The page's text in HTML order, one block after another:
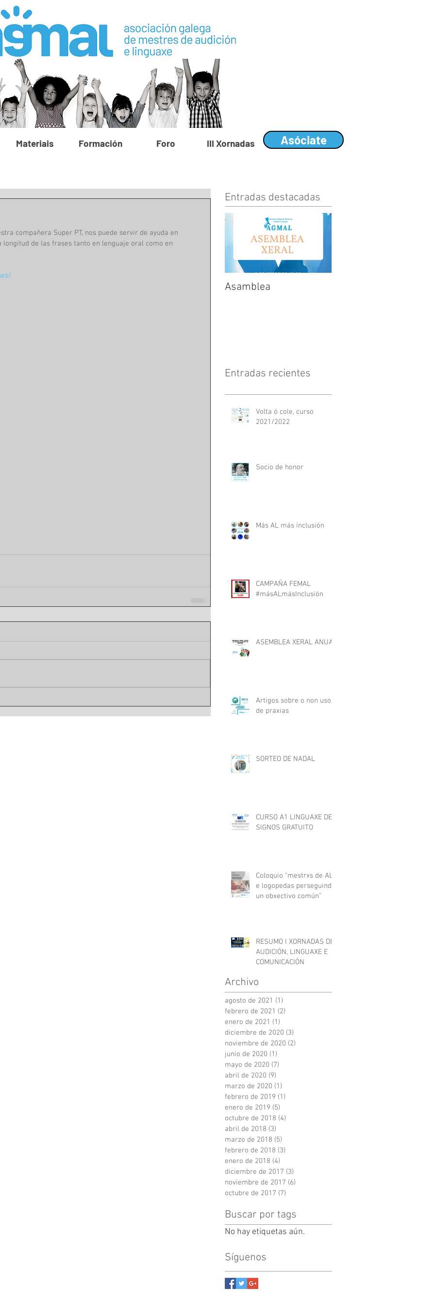
Materiais Formación Foro III Xornadas Asóciate
compañera Super PT, nos puede servir de ayuda en
de las frases tanto en lenguaje oral como en
Entradas destacadas
Asamblea
Entradas recientes
Volta ó cole, curso
2021/2022
Socio de honor
Más AL más inclusión
CAMPAÑA FEMAL
#másALmásInclusión
ASEMBLEA XERAL ANUAL
Artigos sobre o non uso
de praxias
SORTEO DE NADAL
CURSO A1 LINGUAXE DE
SIGNOS GRATUITO
Coloquio "mestrxs de AL
e logopedas perseguindo
un obxectivo común"
RESUMO I XORNADAS DE
AUDICIÓN, LINGUAXE E
COMUNICACIÓN
Archivo
agosto de 2021 (1)
febrero de 2021 (2)
enero de 2021 (1)
diciembre de 2020 (3)
noviembre de 2020 (2)
junio de 2020 (1)
mayo de 2020 (7)
abril de 2020 (9)
marzo de 2020 (1)
febrero de 2019 (1)
enero de 2019 (5)
octubre de 2018 (4)
abril de 2018 (3)
marzo de 2018 (5)
febrero de 2018 (3)
enero de 2018 (4)
diciembre de 2017 (3)
noviembre de 2017 (6)
octubre de 2017 (7)
Buscar por tags
No hay etiquetas aún.
Síguenos